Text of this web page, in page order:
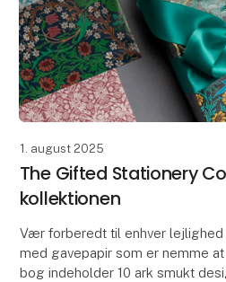
1. august 2025
The Gifted Stationery
kollektionen
Vær forberedt til enhver
med gavepapir som er nemme
bog indeholder 10 ark smukt